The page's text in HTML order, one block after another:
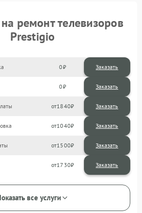
ремонт телевизоров
Prestigio
0 Заказать
0 Заказать
1840
1040
1500
1730
все услуги